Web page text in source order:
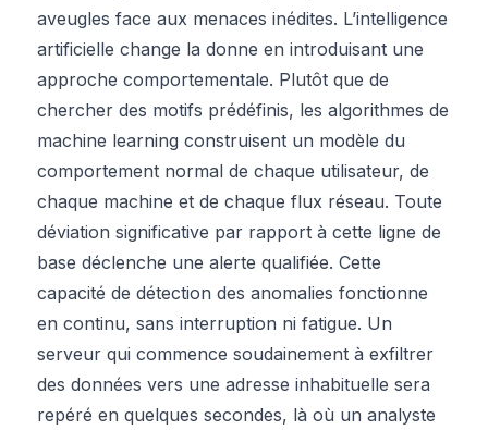
aveugles face aux menaces inédites. L’intelligence
artificielle change la donne en introduisant une
approche comportementale. Plutôt que de
chercher des motifs prédéfinis, les algorithmes de
machine learning construisent un modèle du
comportement normal de chaque utilisateur, de
chaque machine et de chaque flux réseau. Toute
déviation significative par rapport à cette ligne de
base déclenche une alerte qualifiée. Cette
capacité de détection des anomalies fonctionne
en continu, sans interruption ni fatigue. Un
serveur qui commence soudainement à exfiltrer
des données vers une adresse inhabituelle sera
repéré en quelques secondes, là où un analyste